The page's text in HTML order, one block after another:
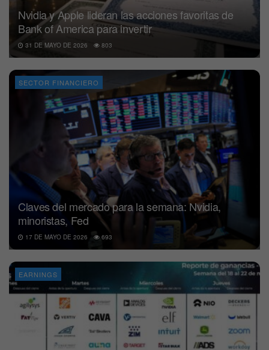
Nvidia y Apple lideran las acciones favoritas de
Bank of America para invertir
31 DE MAYO DE 2026 803
SECTOR FINANCIERO
Claves del mercado para la semana: Nvidia,
minoristas, Fed
17 DE MAYO DE 2026 693
EARNINGS